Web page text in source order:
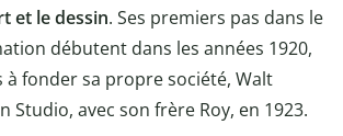
et le dessin. Ses premiers pas dans le
débutent dans les années 1920,
à fonder sa propre société, Walt
Studio, avec son frère Roy, en 1923.